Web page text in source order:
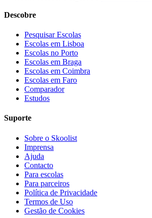
Descobre
Pesquisar Escolas
Escolas em Lisboa
Escolas no Porto
Escolas em Braga
Escolas em Coimbra
Escolas em Faro
Comparador
Estudos
Suporte
Sobre o Skoolist
Imprensa
Ajuda
Contacto
Para escolas
Para parceiros
Política de Privacidade
Termos de Uso
Gestão de Cookies